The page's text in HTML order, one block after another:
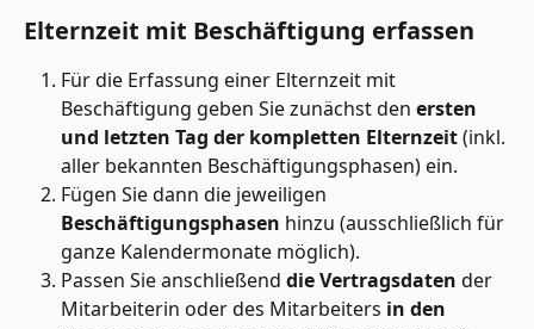
Elternzeit mit Beschäftigung erfassen
Für die Erfassung einer Elternzeit mit
Beschäftigung geben Sie zunächst den ersten
und letzten Tag der kompletten Elternzeit (inkl.
aller bekannten Beschäftigungsphasen) ein.
Fügen Sie dann die jeweiligen
Beschäftigungsphasen hinzu (ausschließlich für
ganze Kalendermonate möglich).
Passen Sie anschließend die Vertragsdaten der
Mitarbeiterin oder des Mitarbeiters in den